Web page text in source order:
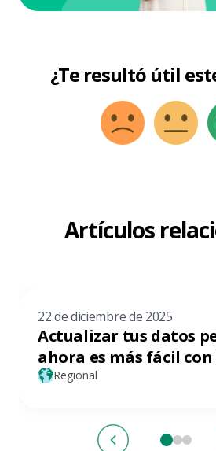
¿Te resultó útil
Artículos
22 de diciembre de 2025
Actualizar tus datos
ahora es más fácil
Regional